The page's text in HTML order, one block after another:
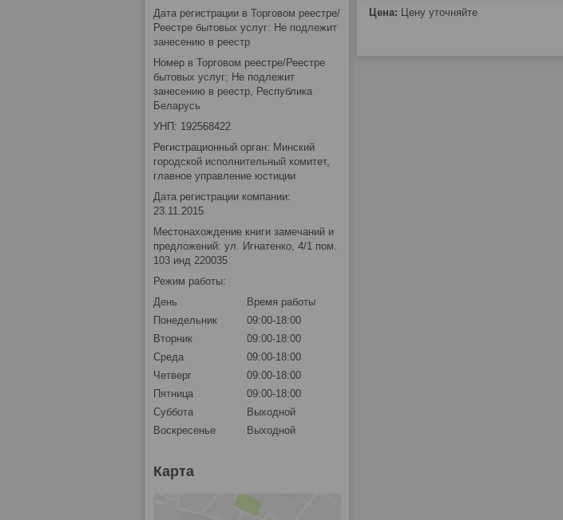
Цена: Цену уточняйте
Дата регистрации в Торговом реестре/
Реестре бытовых услуг: Не подлежит
занесению в реестр
Номер в Торговом реестре/Реестре
бытовых услуг: Не подлежит
занесению в реестр, Республика
Беларусь
УНП: 192568422
Регистрационный орган: Минский
городской исполнительный комитет,
главное управление юстиции
Дата регистрации компании:
23.11.2015
Местонахождение книги замечаний и
предложений: ул. Игнатенко, 4/1 пом.
103 инд 220035
Режим работы:
День
Время работы
Понедельник
09:00-18:00
Вторник
09:00-18:00
Среда
09:00-18:00
Четверг
09:00-18:00
Пятница
09:00-18:00
Суббота
Выходной
Воскресенье
Выходной
Карта